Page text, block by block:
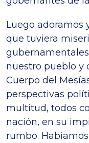
Luego adoramos
que tuviera
nuestro pueblo y
Cuerpo del
perspectivas
multitud, todos
nación, en su
rumbo.